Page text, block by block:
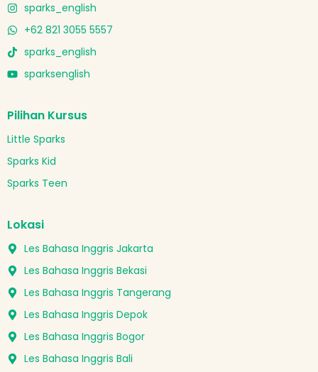
sparks_english
+62 821 3055 5557
sparks_english
sparksenglish
Pilihan Kursus
Little Sparks
Sparks Kid
Sparks Teen
Lokasi
Les Bahasa Inggris Jakarta
Les Bahasa Inggris Bekasi
Les Bahasa Inggris Tangerang
Les Bahasa Inggris Depok
Les Bahasa Inggris Bogor
Les Bahasa Inggris Bali